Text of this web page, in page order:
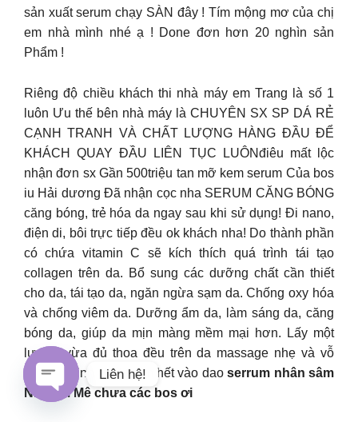
sản xuất serum chạy SÀN đây ! Tím mộng mơ của chị
em nhà mình nhé ạ ! Done đơn hơn 20 nghìn sản
Phẩm !
Riêng độ chiều khách thi nhà máy em Trang là số 1
luôn Ưu thế bên nhà máy là CHUYÊN SX SP DÁ RẺ
CẠNH TRANH VÀ CHẤT LƯỢNG HÀNG ĐẦU ĐỂ
KHÁCH QUAY ĐẦU LIÊN TỤC LUÔNđiêu mất lộc
nhận đơn sx Gần 500triệu tan mỡ kem serum Của bos
iu Hải dương Đã nhận cọc nha SERUM CĂNG BÓNG
căng bóng, trẻ hóa da ngay sau khi sử dụng! Đi nano,
điện di, bôi trực tiếp đều ok khách nha! Do thành phần
có chứa vitamin C sẽ kích thích quá trình tái tạo
collagen trên da. Bổ sung các dưỡng chất cần thiết
cho da, tái tạo da, ngăn ngừa sạm da. Chống oxy hóa
và chống viêm da. Dưỡng ẩm da, làm sáng da, căng
bóng da, giúp da mịn màng mềm mại hơn. Lấy một
lượng vừa đủ thoa đều trên da massage nhẹ và vỗ
nhẹ cho tinh chất thấm hết vào daoserrum nhân sâm
Nha em Mê chưa các bos ơi
Liên hệ!